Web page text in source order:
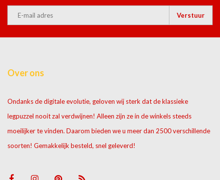
Verstuur
Over ons
Ondanks de digitale evolutie, geloven wij sterk dat de klassieke
legpuzzel nooit zal verdwijnen! Alleen zijn ze in de winkels steeds
moeilijker te vinden. Daarom bieden we u meer dan 2500 verschillende
soorten! Gemakkelijk besteld, snel geleverd!